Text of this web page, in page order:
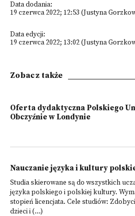
Data dodania:
19 czerwca 2022; 12:53 (Justyna
Data edycji:
19 czerwca 2022; 13:02 (Justyna
Zobacz także
Oferta dydaktyczna Polskiego
Obczyźnie w Londynie
Nauczanie języka i kultury
Studia skierowane są do wszystkich
języka polskiego i polskiej kultury.
stopień licencjata. Cele studiów:
dzieci i (...)